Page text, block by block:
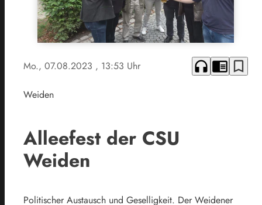
Mo., 07.08.2023 , 13:53 Uhr headphones chrome_reader_mode bookmark_border
Weiden
Alleefest der CSU
Weiden
Politischer Austausch und Geselligkeit. Der Weidener